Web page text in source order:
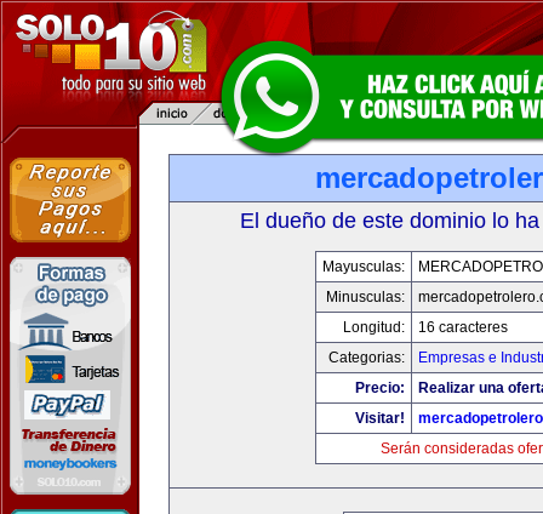
El dueño de este dominio lo
Mayusculas:
Minusculas:
Longitud:
16 caracteres
Categorias:
Empresas e
Precio:
Realizar una
Visitar!
Serán consideradas